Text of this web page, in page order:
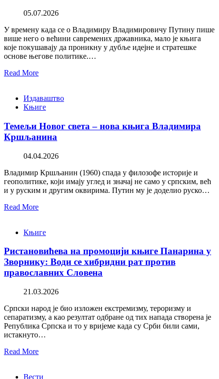
05.07.2026
У времену када се о Владимиру Владимировичу Путину пише
више него о већини савремених државника, мало је књига
које покушавају да проникну у дубље идејне и стратешке
основе његове политике.…
Read More
Издаваштво
Књиге
Темељи Новог света – нова књига Владимира
Кршљанина
04.04.2026
Владимир Кршљанин (1960) спада у филозофе историје и
геополитике, који имају углед и значај не само у српским, већ
и у руским и другим оквирима. Путин му је доделио руско…
Read More
Књиге
Ристановићева на промоцији књиге Панарина у
Зворнику: Води се хибридни рат против
православних Словена
21.03.2026
Српски народ је био изложен екстремизму, тероризму и
сепаратизму, а као резултат одбране од тих напада створена је
Република Српска и то у вријеме када су Срби били сами,
истакнуто…
Read More
Вести